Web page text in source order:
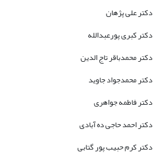
دکتر علی پژهان
دکتر کبری پورعبدالله
دکتر محمدباقر تاج الدین
دکتر محمدجواد جاوید
دکتر فاطمه جواهری
دکتر احمد حاجی ده آبادی
دکتر کرم حبیب پور گتابی